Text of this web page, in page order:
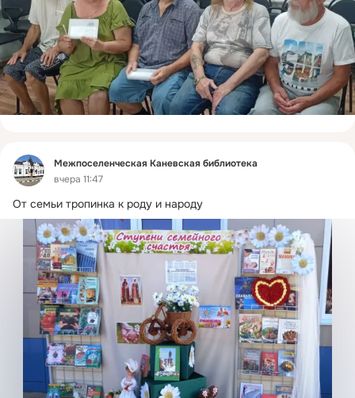
Фид
Межпоселенческая Каневская библиотека
вчера 11:47
От семьи тропинка к роду и народу